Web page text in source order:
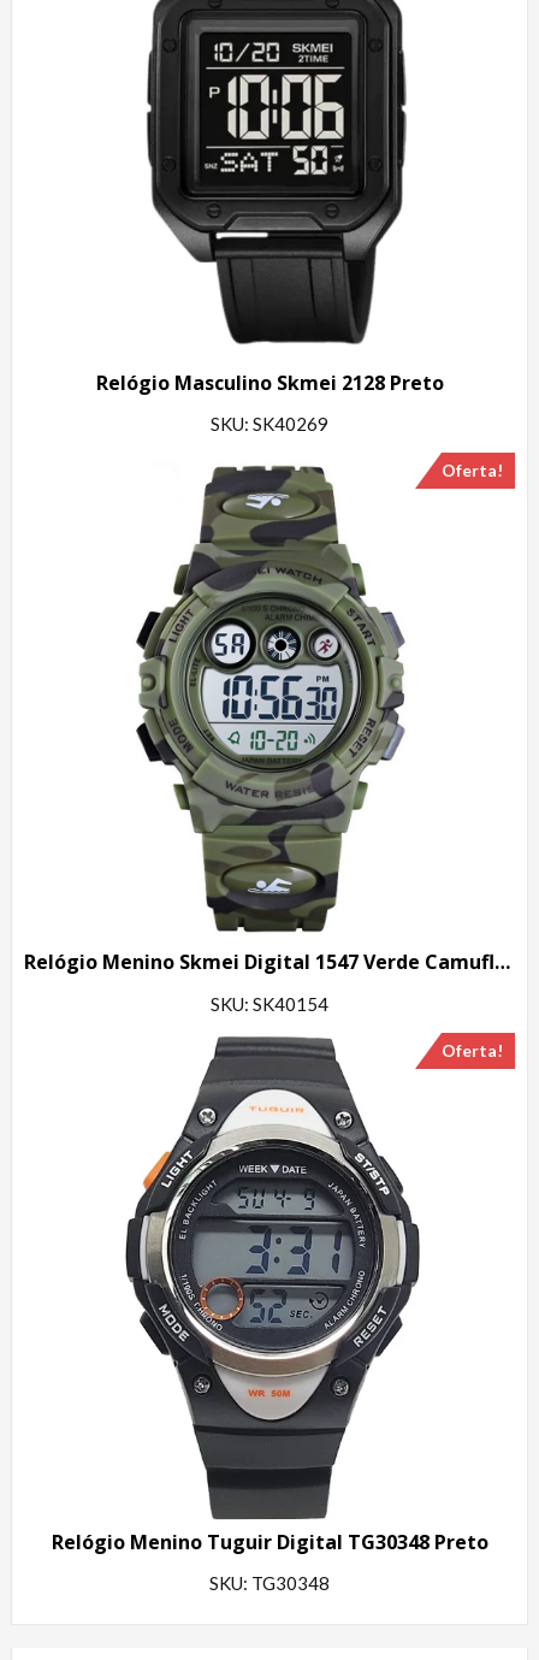
Relógio Masculino Skmei 2128 Preto
SKU: SK40269
Oferta!
Relógio Menino Skmei Digital 1547 Verde Camuflado
SKU: SK40154
Oferta!
Relógio Menino Tuguir Digital TG30348 Preto
SKU: TG30348